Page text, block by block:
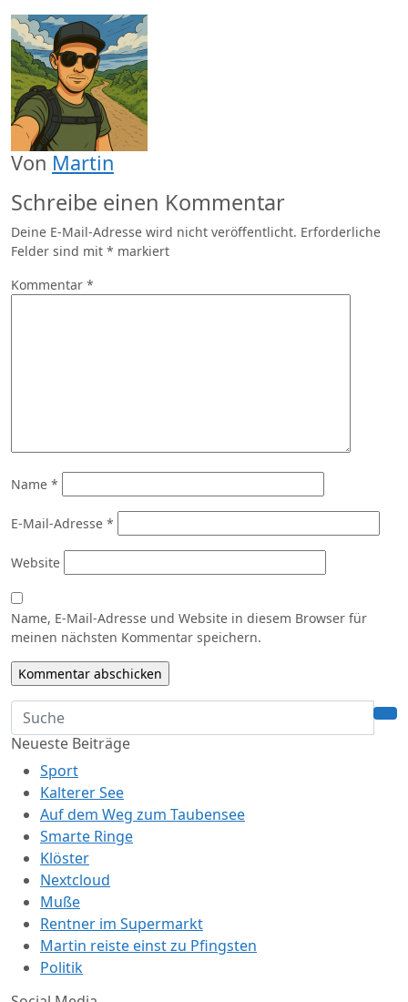
Von Martin
Schreibe einen Kommentar
Deine E-Mail-Adresse wird nicht veröffentlicht. Erforderliche
Felder sind mit * markiert
Kommentar *
Name *
E-Mail-Adresse *
Website
Name, E-Mail-Adresse und Website in diesem Browser für
meinen nächsten Kommentar speichern.
Neueste Beiträge
Sport
Kalterer See
Auf dem Weg zum Taubensee
Smarte Ringe
Klöster
Nextcloud
Muße
Rentner im Supermarkt
Martin reiste einst zu Pfingsten
Politik